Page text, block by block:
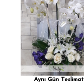
Aynı Gün Teslimat